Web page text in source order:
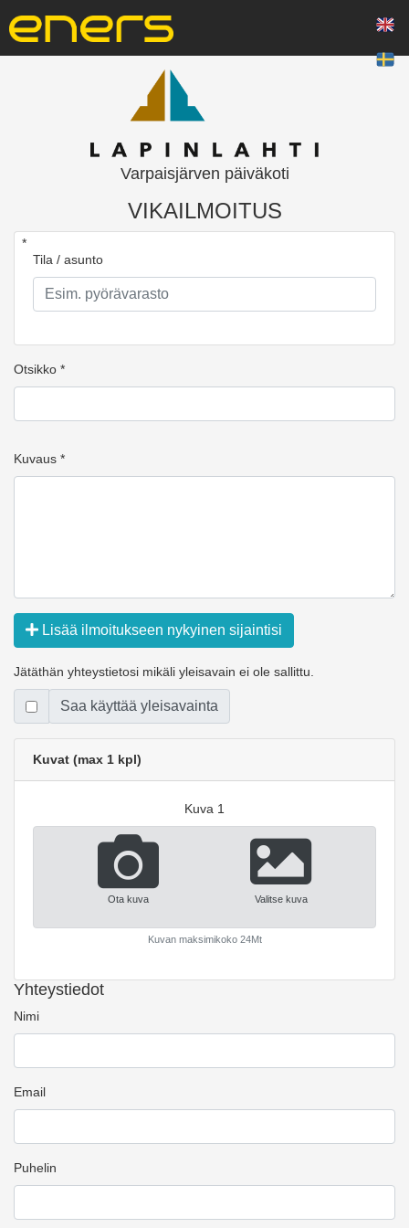
Varpaisjärven päiväkoti
VIKAILMOITUS
*
Tila / asunto
Otsikko *
Kuvaus *
Lisää ilmoitukseen nykyinen sijaintisi
Jätäthän yhteystietosi mikäli yleisavain ei ole sallittu.
Saa käyttää yleisavainta
Kuvat (max 1 kpl)
Kuva 1
Ota kuva Valitse kuva
Kuvan maksimikoko 24Mt
Yhteystiedot
Nimi
Email
Puhelin